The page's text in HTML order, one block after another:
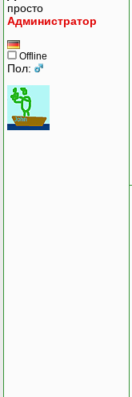
просто
Администратор
Offline
Пол: